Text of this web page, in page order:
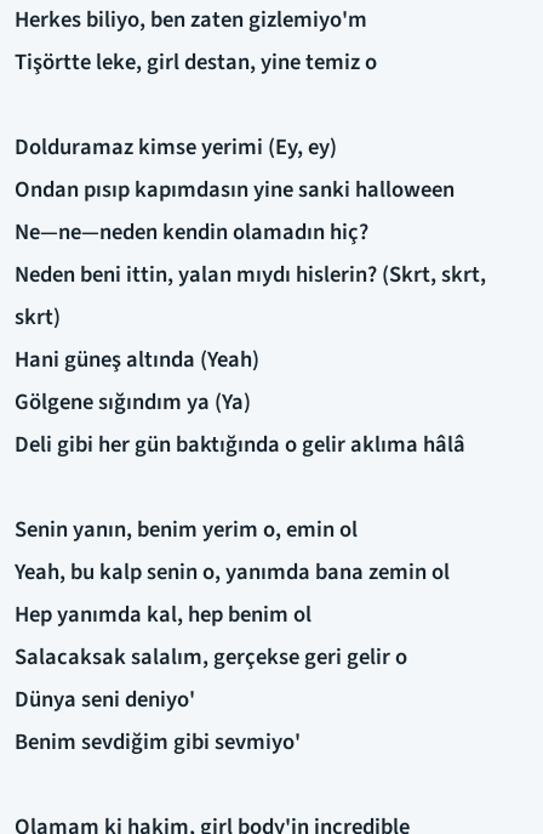
Herkes biliyo, ben zaten gizlemiyo'm
Tişörtte leke, girl destan, yine temiz o
Dolduramaz kimse yerimi (Ey, ey)
Ondan pısıp kapımdasın yine sanki halloween
Ne—ne—neden kendin olamadın hiç?
Neden beni ittin, yalan mıydı hislerin? (Skrt, skrt,
skrt)
Hani güneş altında (Yeah)
Gölgene sığındım ya (Ya)
Deli gibi her gün baktığında o gelir aklıma hâlâ
Senin yanın, benim yerim o, emin ol
Yeah, bu kalp senin o, yanımda bana zemin ol
Hep yanımda kal, hep benim ol
Salacaksak salalım, gerçekse geri gelir o
Dünya seni deniyo'
Benim sevdiğim gibi sevmiyo'
Olamam ki hakim, girl body'in incredible